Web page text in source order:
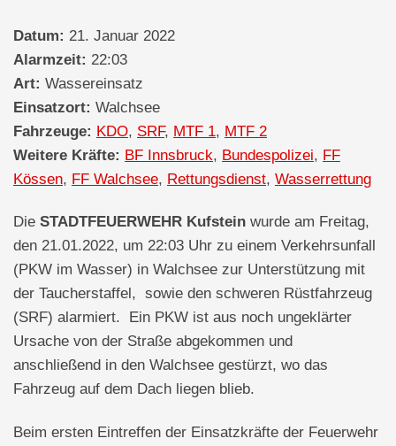
Datum: 21. Januar 2022
Alarmzeit: 22:03
Art: Wassereinsatz
Einsatzort: Walchsee
Fahrzeuge: KDO, SRF, MTF 1, MTF 2
Weitere Kräfte: BF Innsbruck, Bundespolizei, FF
Kössen, FF Walchsee, Rettungsdienst, Wasserrettung
Die STADTFEUERWEHR Kufstein wurde am Freitag,
den 21.01.2022, um 22:03 Uhr zu einem Verkehrsunfall
(PKW im Wasser) in Walchsee zur Unterstützung mit
der Taucherstaffel, sowie den schweren Rüstfahrzeug
(SRF) alarmiert. Ein PKW ist aus noch ungeklärter
Ursache von der Straße abgekommen und
anschließend in den Walchsee gestürzt, wo das
Fahrzeug auf dem Dach liegen blieb.
Beim ersten Eintreffen der Einsatzkräfte der Feuerwehr